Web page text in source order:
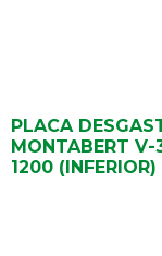
PLACA
MONTABERT V-
1200 (INFERIOR)